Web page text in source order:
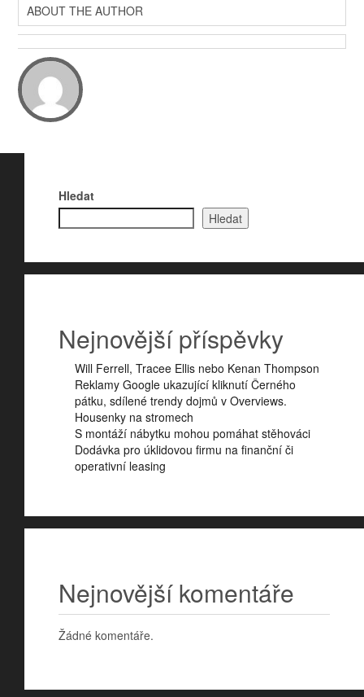
ABOUT THE AUTHOR
Hledat
Hledat
Nejnovější příspěvky
Will Ferrell, Tracee Ellis nebo Kenan Thompson
Reklamy Google ukazující kliknutí Černého
pátku, sdílené trendy dojmů v Overviews.
Housenky na stromech
S montáží nábytku mohou pomáhat stěhováci
Dodávka pro úklidovou firmu na finanční či
operativní leasing
Nejnovější komentáře
Žádné komentáře.